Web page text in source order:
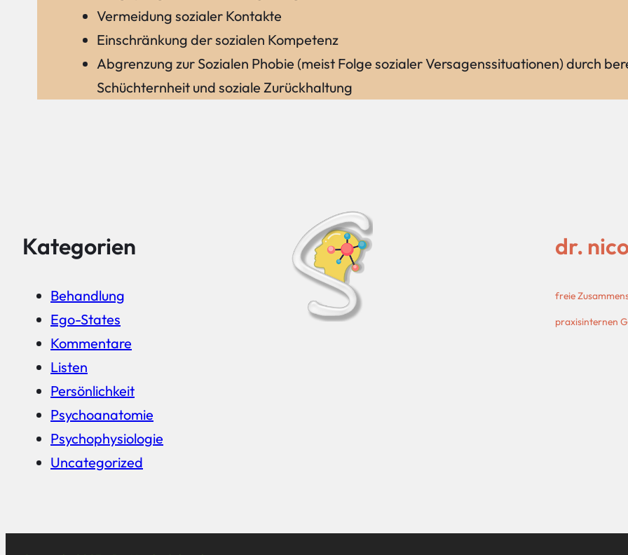
Vermeidung sozialer Kontakte
Einschränkung der sozialen Kompetenz
Abgrenzung zur Sozialen Phobie (meist Folge sozialer Versagenssituationen) durch
Schüchternheit und soziale Zurückhaltung
Kategorien
Behandlung
Ego-States
Kommentare
Listen
Persönlichkeit
Psychoanatomie
Psychophysiologie
Uncategorized
dr.
freie
praxisinternen